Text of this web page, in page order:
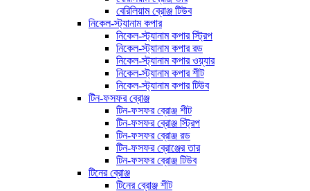
বেরিলিয়াম ব্রোঞ্জ টিউব
নিকেল-স্ট্যানাম কপার
নিকেল-স্ট্যানাম কপার স্ট্রিপ
নিকেল-স্ট্যানাম কপার রড
নিকেল-স্ট্যানাম কপার ওয়্যার
নিকেল-স্ট্যানাম কপার শীট
নিকেল-স্ট্যানাম কপার টিউব
টিন-ফসফর ব্রোঞ্জ
টিন-ফসফর ব্রোঞ্জ শীট
টিন-ফসফর ব্রোঞ্জ স্ট্রিপ
টিন-ফসফর ব্রোঞ্জ রড
টিন-ফসফর ব্রোঞ্জের তার
টিন-ফসফর ব্রোঞ্জ টিউব
টিনের ব্রোঞ্জ
টিনের ব্রোঞ্জ শীট